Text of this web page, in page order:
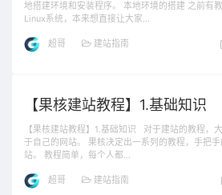
地搭建环境和安装程序。 本地环境的搭建 之前有
Linux系统，本来想直接让大家…
超哥 建站指南
【果核建站教程】1.基础知识
【果核建站教程】1.基础知识 对于建站的教程，
于自己的网站。 果核决定出一系列的教程，手把
站。 教程简单，每个人都…
超哥 建站指南